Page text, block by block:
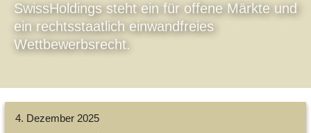
SwissHoldings steht ein für offene Märkte und
ein rechtsstaatlich einwandfreies
Wettbewerbsrecht.
4. Dezember 2025